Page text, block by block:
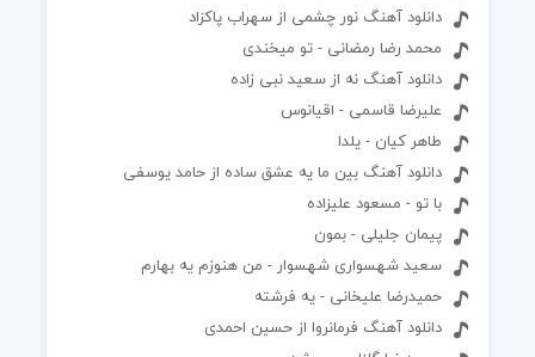
دانلود آهنگ نور چشمی از سهراب پاکزاد
محمد رضا رمضانی - تو میخندی
دانلود آهنگ نه از سعید نبی زاده
علیرضا قاسمی - اقیانوس
طاهر کیان - یلدا
دانلود آهنگ بین ما یه عشق ساده از حامد یوسفی
با تو - مسعود علیزاده
پیمان جلیلی - بمون
سعید شهسواری شهسوار - من هنوزم یه بهارم
حمیدرضا علیخانی - یه فرشته
دانلود آهنگ فرمانروا از حسین احمدی